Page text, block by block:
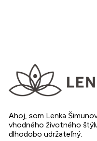
Ahoj, som Lenka
vhodného životného
dlhodobo udržateľný.